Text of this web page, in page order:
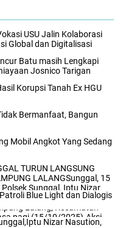
USU Jalin Kolaborasi
Global dan Digitalisasi
Batu masih Lengkapi
Josnico Tarigan
Korupsi Tanah Ex HGU‎
Bermanfaat, Bangun
Mobil Angkot Yang Sedang
TURUN LANGSUNG
LALANG‎‎Sunggal, 15
Sunggal, Iptu Nizar
dan pengaturan
Lalang, Kecamatan
pagi (15/10/2025).‎‎Aksi
Blue Light dan Dialogis
Nizar Nasution,